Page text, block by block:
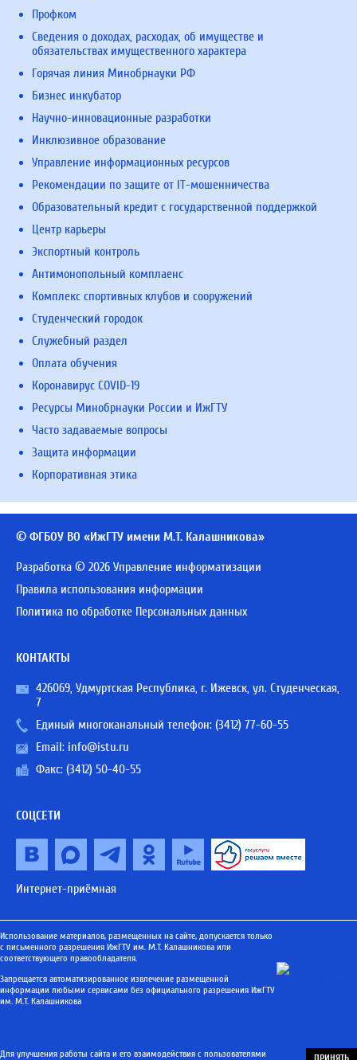
Профком
Сведения о доходах, расходах, об имуществе и
обязательствах имущественного характера
Горячая линия Минобрнауки РФ
Бизнес инкубатор
Научно-инновационные разработки
Инклюзивное образование
Управление информационных ресурсов
Рекомендации по защите от IT-мошенничества
Образовательный кредит с государственной поддержкой
Центр карьеры
Экспортный контроль
Антимонопольный комплаенс
Комплекс спортивных клубов и сооружений
Студенческий городок
Служебный раздел
Оплата обучения
Коронавирус COVID-19
Ресурсы Минобрнауки России и ИжГТУ
Часто задаваемые вопросы
Защита информации
Корпоративная этика
© ФГБОУ ВО «ИжГТУ имени М.Т. Калашникова»
Разработка © 2026 Управление информатизации
Правила использования информации
Политика по обработке Персональных данных
КОНТАКТЫ
426069, Удмуртская Республика, г. Ижевск, ул. Студенческая,
7
Единый многоканальный телефон: (3412) 77-60-55
Email: info@istu.ru
Факс: (3412) 50-40-55
СОЦСЕТИ
Интернет-приёмная
Использование материалов, размещенных на сайте, допускается только
с письменного разрешения ИжГТУ им. М.Т. Калашникова или
соответствующего правообладателя.
Запрещается автоматизированное извлечение размещенной
информации любыми сервисами без официального разрешения ИжГТУ
им. М.Т. Калашникова
Для улучшения работы сайта и его взаимодействия с пользователями
ПРИНЯТЬ